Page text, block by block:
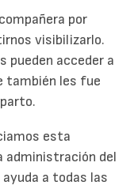
por
visibilizarlo.
pueden acceder a
también les fue
esta
administración del
a todas las